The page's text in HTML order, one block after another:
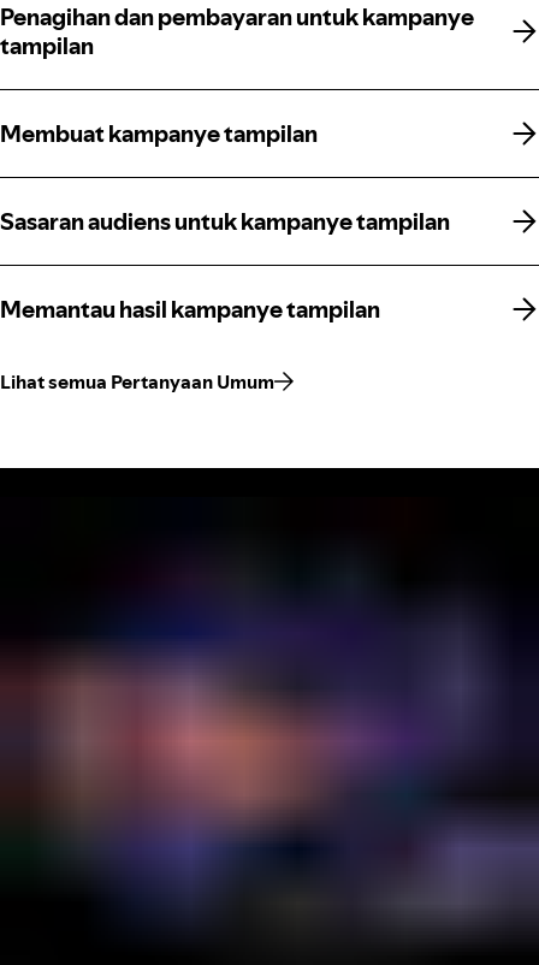
Penagihan dan pembayaran untuk kampanye
tampilan
Penagihan dan pembayaran untuk kampanye
tampilan
Membuat kampanye tampilan
Membuat kampanye tampilan
Sasaran audiens untuk kampanye tampilan
Sasaran audiens untuk kampanye tampilan
Memantau hasil kampanye tampilan
Memantau hasil kampanye tampilan
Lihat semua Pertanyaan Umum